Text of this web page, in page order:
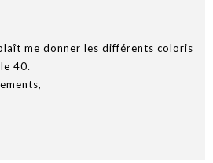
me donner les différents coloris
40.